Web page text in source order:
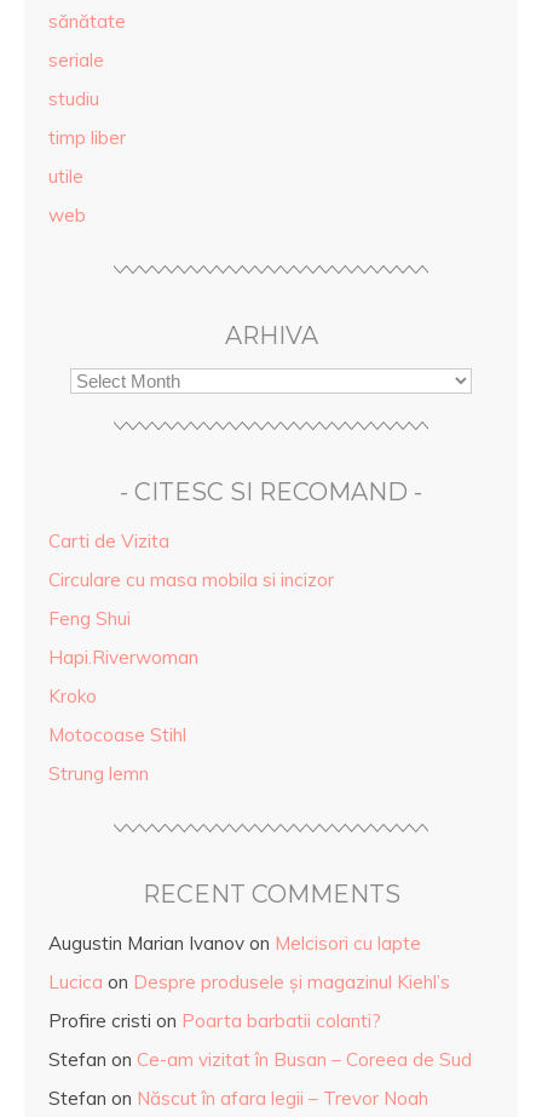
sănătate
seriale
studiu
timp liber
utile
web
ARHIVA
- CITESC SI RECOMAND -
Carti de Vizita
Circulare cu masa mobila si incizor
Feng Shui
Hapi.Riverwoman
Kroko
Motocoase Stihl
Strung lemn
RECENT COMMENTS
Augustin Marian Ivanov on Melcisori cu lapte
Lucica on Despre produsele și magazinul Kiehl’s
Profire cristi on Poarta barbatii colanti?
Stefan on Ce-am vizitat în Busan – Coreea de Sud
Stefan on Născut în afara legii – Trevor Noah